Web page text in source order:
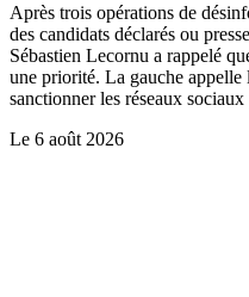
Après trois opérations de
des candidats déclarés ou
Sébastien Lecornu a rappelé
une priorité. La gauche appelle
sanctionner les réseaux
Le 6 août 2026